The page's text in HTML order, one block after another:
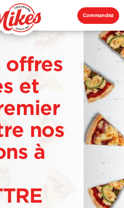
Commandez
offres
et
nos
à